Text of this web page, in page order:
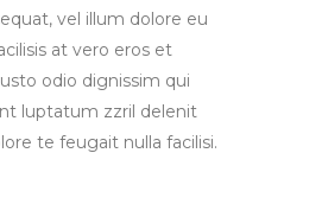
vel illum dolore eu
at vero eros et
odio dignissim qui
luptatum zzril delenit
te feugait nulla facilisi.